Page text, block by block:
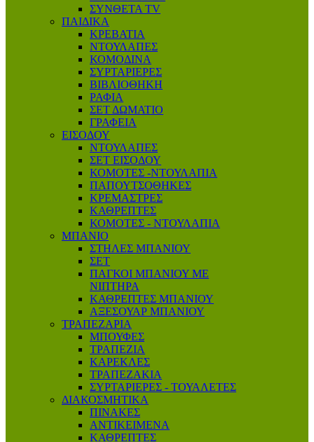
ΣΥΝΘΕΤΑ TV
ΠΑΙΔΙΚΑ
ΚΡΕΒΑΤΙΑ
ΝΤΟΥΛΑΠΕΣ
ΚΟΜΟΔΙΝΑ
ΣΥΡΤΑΡΙΕΡΕΣ
ΒΙΒΛΙΟΘΗΚΗ
ΡΑΦΙΑ
ΣΕΤ ΔΩΜΑΤΙΟ
ΓΡΑΦΕΙΑ
ΕΙΣΟΔΟΥ
ΝΤΟΥΛΑΠΕΣ
ΣΕΤ ΕΙΣΟΔΟΥ
ΚΟΜΟΤΕΣ -ΝΤΟΥΛΑΠΙΑ
ΠΑΠΟΥΤΣΟΘΗΚΕΣ
ΚΡΕΜΑΣΤΡΕΣ
ΚΑΘΡΕΠΤΕΣ
ΚΟΜΟΤΕΣ - ΝΤΟΥΛΑΠΙΑ
ΜΠΑΝΙΟ
ΣΤΗΛΕΣ ΜΠΑΝΙΟΥ
ΣΕΤ
ΠΑΓΚΟΙ ΜΠΑΝΙΟΥ ΜΕ
ΝΙΠΤΗΡΑ
ΚΑΘΡΕΠΤΕΣ ΜΠΑΝΙΟΥ
ΑΞΕΣΟΥΑΡ ΜΠΑΝΙΟΥ
ΤΡΑΠΕΖΑΡΙΑ
ΜΠΟΥΦΕΣ
ΤΡΑΠΕΖΙΑ
ΚΑΡΕΚΛΕΣ
ΤΡΑΠΕΖΑΚΙΑ
ΣΥΡΤΑΡΙΕΡΕΣ - ΤΟΥΑΛΕΤΕΣ
ΔΙΑΚΟΣΜΗΤΙΚΑ
ΠΙΝΑΚΕΣ
ΑΝΤΙΚΕΙΜΕΝΑ
ΚΑΘΡΕΠΤΕΣ